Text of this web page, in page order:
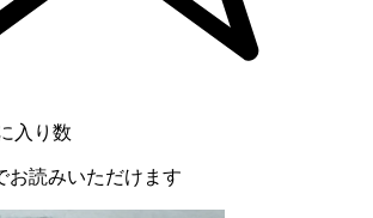
入り数
お読みいただけます